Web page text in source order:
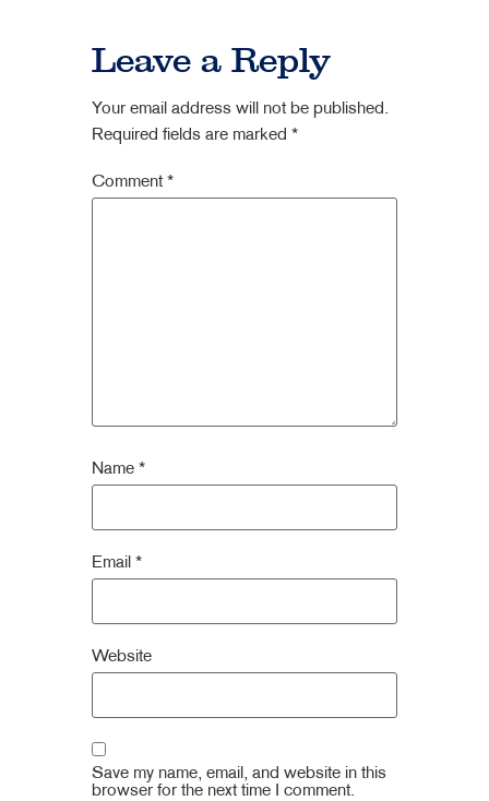
Leave a Reply
Your email address will not be published.
Required fields are marked *
Comment *
Name *
Email *
Website
Save my name, email, and website in this
browser for the next time I comment.